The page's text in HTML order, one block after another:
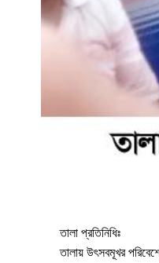
তালা প্রতিনিধিঃ
তালায় উৎসবমূখর